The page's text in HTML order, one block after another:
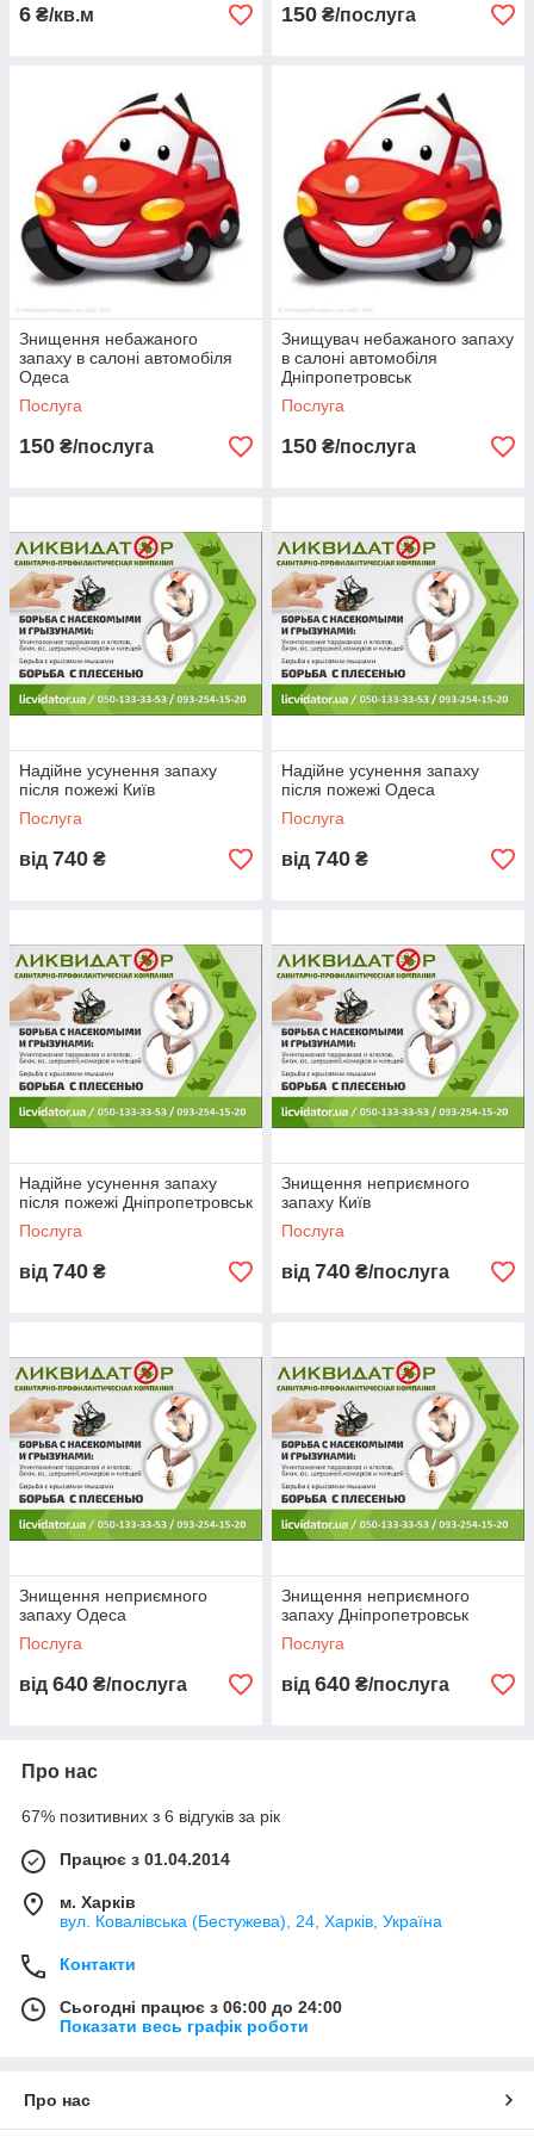
Довіряйте професіоналам!
6 ₴/кв.м 150 ₴/послуга
Знищення небажаного
запаху в салоні автомобіля
Одеса
Послуга
150 ₴/послуга
Знищувач небажаного запаху
в салоні автомобіля
Дніпропетровськ
Послуга
150 ₴/послуга
Надійне усунення запаху
після пожежі Київ
Послуга
від 740 ₴
Надійне усунення запаху
після пожежі Одеса
Послуга
від 740 ₴
Надійне усунення запаху
після пожежі Дніпропетровськ
Послуга
від 740 ₴
Знищення неприємного
запаху Київ
Послуга
від 740 ₴/послуга
Знищення неприємного
запаху Одеса
Послуга
від 640 ₴/послуга
Знищення неприємного
запаху Дніпропетровськ
Послуга
від 640 ₴/послуга
Про нас
67% позитивних з 6 відгуків за рік
Працює з 01.04.2014
м. Харків
вул. Ковалівська (Бестужева), 24, Харків, Україна
Контакти
Сьогодні працює з 06:00 до 24:00
Показати весь графік роботи
Про нас